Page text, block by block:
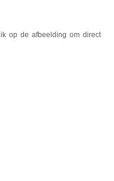
op de afbeelding om direct